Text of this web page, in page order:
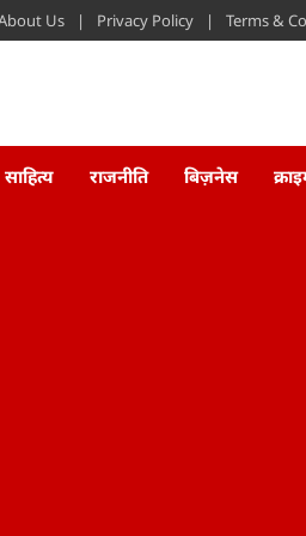
Us Privacy Policy Terms &
साहित्य राजनीति बिज़नेस